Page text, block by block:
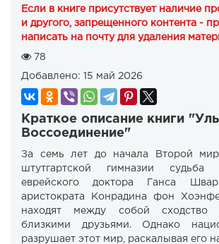
Если в книге присутствует наличие
и другого, запрещенного контента -
написать на почту для удаления
78
Добавлено: 15 май 2026
Краткое описание книги
Воссоединение"
За семь лет до начала Второй
штутгартской гимназии судьба
еврейского доктора Ганса
аристократа Конрадина фон
находят между собой сходство
близкими друзьями. Однако
разрушает этот мир, раскалывая его